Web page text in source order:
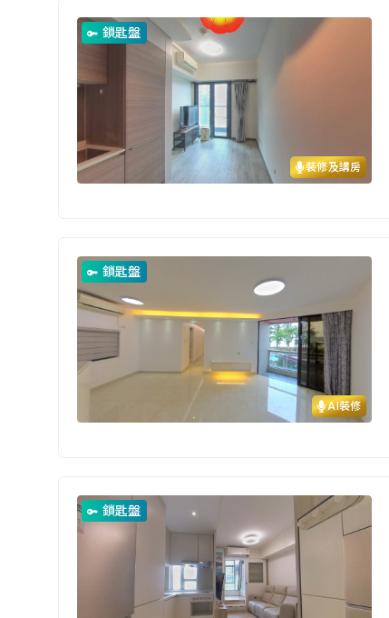
裝修及講房
鎖匙盤
AI裝修
鎖匙盤
鎖匙盤